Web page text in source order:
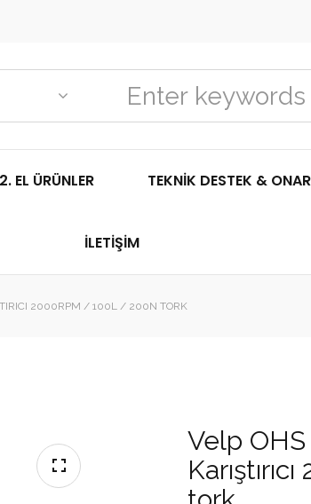
2. EL ÜRÜNLER TEKNIK DESTEK &
İLETIŞIM
2000RPM / 100L / 200N TORK
Velp